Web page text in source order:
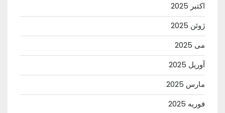
اکتبر 2025
ژوئن 2025
می 2025
آوریل 2025
مارس 2025
فوریه 2025